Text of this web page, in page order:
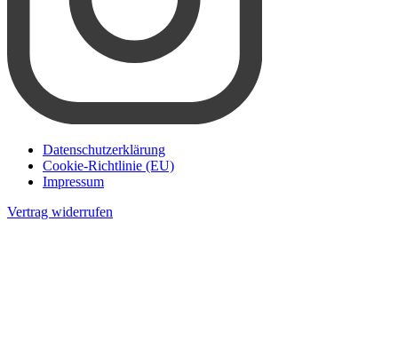
Datenschutzerklärung
Cookie-Richtlinie (EU)
Impressum
Vertrag widerrufen